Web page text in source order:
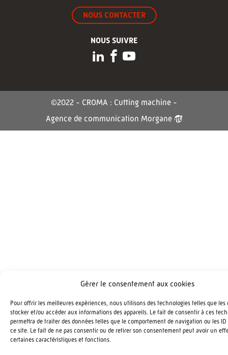
Gérer le consentement aux cookies
Pour offrir les meilleures expériences, nous utilisons des technologies telles que les
stocker et/ou accéder aux informations des appareils. Le fait de consentir à ces
permettra de traiter des données telles que le comportement de navigation ou les
ce site. Le fait de ne pas consentir ou de retirer son consentement peut avoir un
certaines caractéristiques et fonctions.
NOUS CONTACTER
NOUS SUIVRE
©2022 - CROMA : Cutting machine -
Agence de communication Morgane